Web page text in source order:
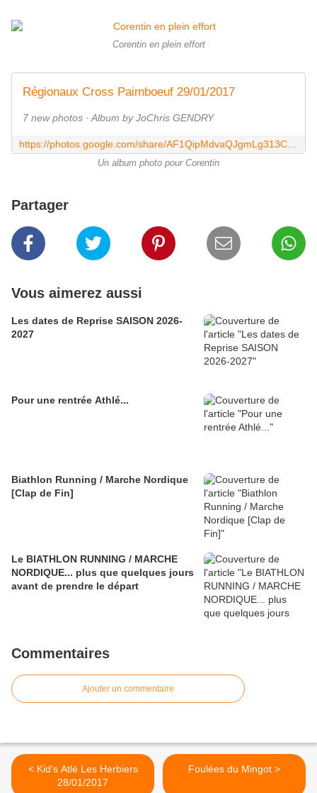
Corentin en plein effort
Régionaux Cross Paimboeuf 29/01/2017
7 new photos · Album by JoChris GENDRY
Un album photo pour Corentin
Partager
Vous aimerez aussi
Les dates de Reprise SAISON 2026-
2027
Pour une rentrée Athlé...
Biathlon Running / Marche Nordique
[Clap de Fin]
Le BIATHLON RUNNING / MARCHE
NORDIQUE... plus que quelques jours
avant de prendre le départ
Commentaires
Ajouter un commentaire
< Kid's Atlé Les Herbiers
28/01/2017
Foulées du Mingot >